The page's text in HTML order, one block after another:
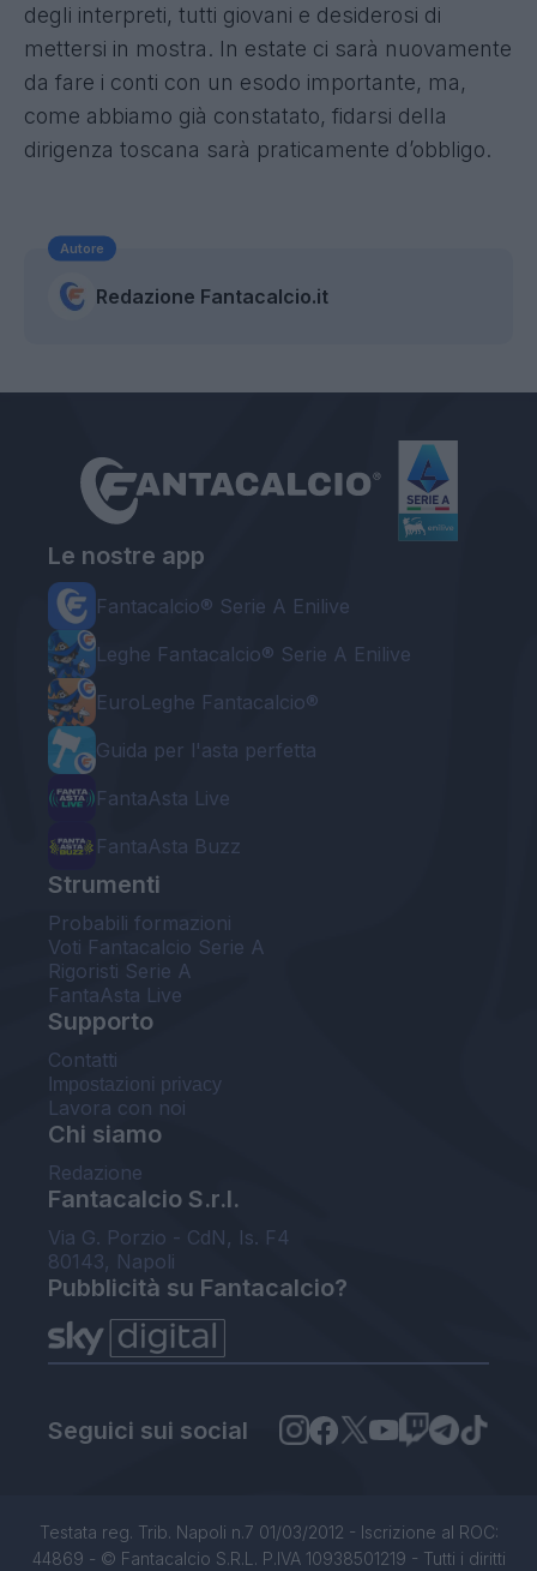
degli interpreti, tutti giovani e desiderosi di
mettersi in mostra. In estate ci sarà nuovamente
da fare i conti con un esodo importante, ma,
come abbiamo già constatato, fidarsi della
dirigenza toscana sarà praticamente d’obbligo.
Autore
Redazione Fantacalcio.it
Le nostre app
Fantacalcio® Serie A Enilive
Leghe Fantacalcio® Serie A Enilive
EuroLeghe Fantacalcio®
Guida per l'asta perfetta
FantaAsta Live
FantaAsta Buzz
Strumenti
Probabili formazioni
Voti Fantacalcio Serie A
Rigoristi Serie A
FantaAsta Live
Supporto
Contatti
Impostazioni privacy
Lavora con noi
Chi siamo
Redazione
Fantacalcio S.r.l.
Via G. Porzio - CdN, Is. F4
80143, Napoli
Pubblicità su Fantacalcio?
Seguici sui social
Testata reg. Trib. Napoli n.7 01/03/2012 - Iscrizione al ROC:
44869 - © Fantacalcio S.R.L. P.IVA 10938501219 - Tutti i diritti